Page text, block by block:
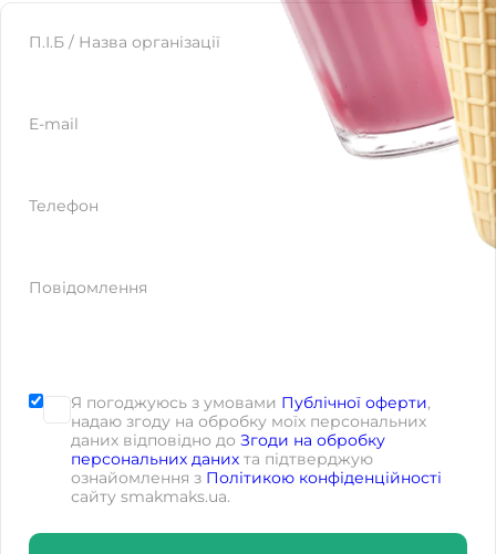
П.І.Б / Назва організації
E-mail
Телефон
Повідомлення
Website
Я погоджуюсь з умовами Публічної оферти,
надаю згоду на обробку моїх персональних
даних відповідно до Згоди на обробку
персональних даних та підтверджую
ознайомлення з Політикою конфіденційності
сайту smakmaks.ua.